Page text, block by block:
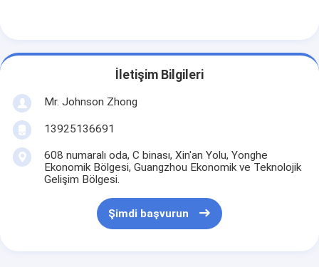
İletişim Bilgileri
Mr. Johnson Zhong
13925136691
608 numaralı oda, C binası, Xin'an Yolu, Yonghe
Ekonomik Bölgesi, Guangzhou Ekonomik ve Teknolojik
Gelişim Bölgesi.
Şimdi başvurun